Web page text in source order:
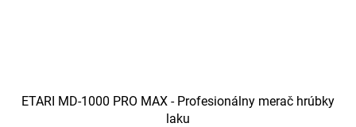
ETARI MD-1000 PRO MAX - Profesionálny merač hrúbky
laku